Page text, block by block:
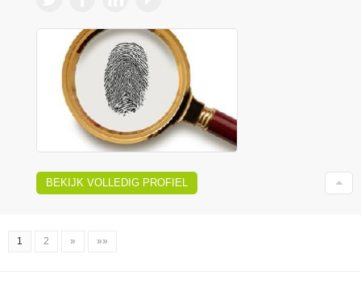
BEKIJK VOLLEDIG PROFIEL
1 2 » »»